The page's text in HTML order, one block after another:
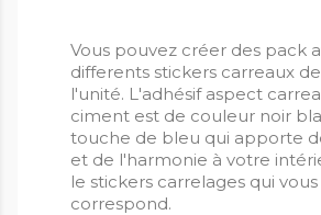
Vous pouvez créer des pack
differents stickers carreaux
l'unité. L'adhésif aspect
ciment est de couleur noir
touche de bleu qui apporte
et de l'harmonie à votre
le stickers carrelages qui vous
correspond.